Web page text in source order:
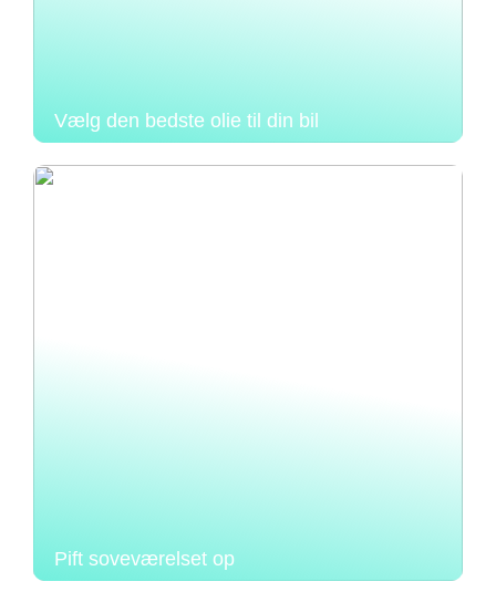
Vælg den bedste olie til din bil
Pift soveværelset op